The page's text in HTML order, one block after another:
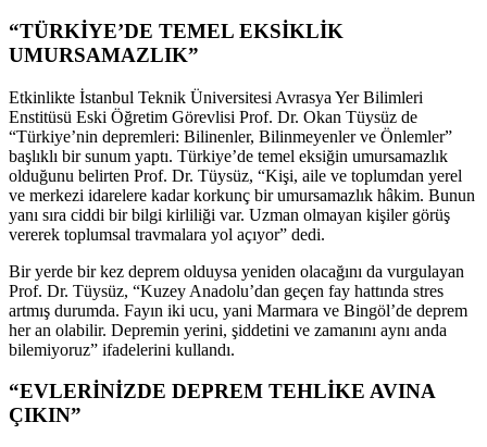
“TÜRKİYE’DE TEMEL EKSİKLİK
UMURSAMAZLIK”
Etkinlikte İstanbul Teknik Üniversitesi Avrasya Yer Bilimleri
Enstitüsü Eski Öğretim Görevlisi Prof. Dr. Okan Tüysüz de
“Türkiye’nin depremleri: Bilinenler, Bilinmeyenler ve Önlemler”
başlıklı bir sunum yaptı. Türkiye’de temel eksiğin umursamazlık
olduğunu belirten Prof. Dr. Tüysüz, “Kişi, aile ve toplumdan yerel
ve merkezi idarelere kadar korkunç bir umursamazlık hâkim. Bunun
yanı sıra ciddi bir bilgi kirliliği var. Uzman olmayan kişiler görüş
vererek toplumsal travmalara yol açıyor” dedi.
Bir yerde bir kez deprem olduysa yeniden olacağını da vurgulayan
Prof. Dr. Tüysüz, “Kuzey Anadolu’dan geçen fay hattında stres
artmış durumda. Fayın iki ucu, yani Marmara ve Bingöl’de deprem
her an olabilir. Depremin yerini, şiddetini ve zamanını aynı anda
bilemiyoruz” ifadelerini kullandı.
“EVLERİNİZDE DEPREM TEHLİKE AVINA
ÇIKIN”